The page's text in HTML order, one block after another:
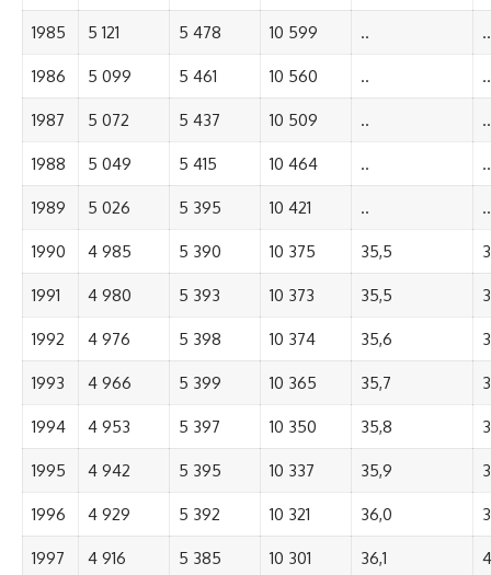
1985 5 121 5 478 10 599 .. ..
1986 5 099 5 461 10 560 .. ..
1987 5 072 5 437 10 509 .. ..
1988 5 049 5 415 10 464 .. ..
1989 5 026 5 395 10 421 .. ..
1990 4 985 5 390 10 375 35,5
1991 4 980 5 393 10 373 35,5
1992 4 976 5 398 10 374 35,6
1993 4 966 5 399 10 365 35,7
1994 4 953 5 397 10 350 35,8
1995 4 942 5 395 10 337 35,9
1996 4 929 5 392 10 321 36,0
1997 4 916 5 385 10 301 36,1